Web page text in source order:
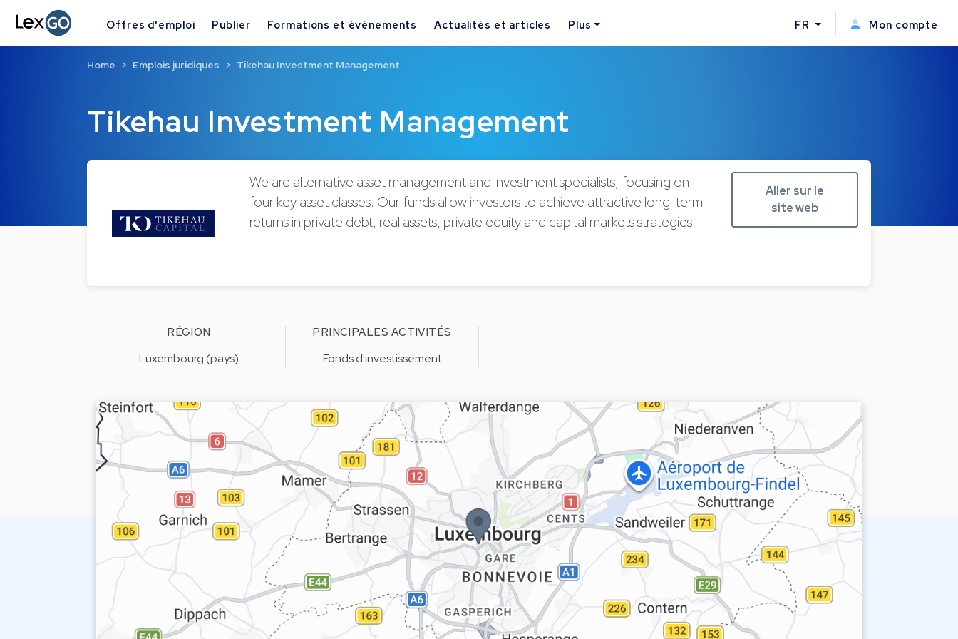
Offres d'emploi Publier Formations et événements Actualités et articles Plus FR Mon compte
Tikehau Investment Management
Home Emplois juridiques Tikehau Investment Management
We are alternative asset management and investment specialists, focusing on
four key asset classes. Our funds allow investors to achieve attractive long-term
returns in private debt, real assets, private equity and capital markets strategies
Aller sur le
site web
RÉGION
Luxembourg (pays)
PRINCIPALES ACTIVITÉS
Fonds d'investissement